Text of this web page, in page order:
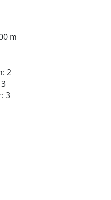
bietet die perfekte
m
2
3